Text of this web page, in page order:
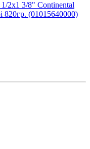
2х1 3/8" Continental
820гр. (01015640000)